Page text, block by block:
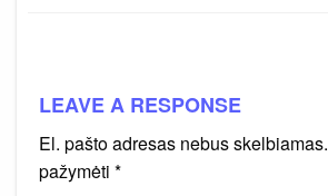
LEAVE A RESPONSE
El. pašto adresas nebus skelbiamas.
pažymėti *